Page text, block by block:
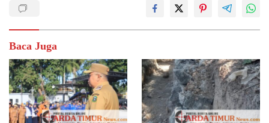
Baca Juga